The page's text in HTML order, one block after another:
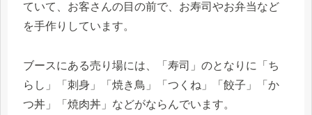
ていて、お客さんの目の前で、お寿司やお弁当など
を手作りしています。
ブースにある売り場には、「寿司」のとなりに「ち
らし」「刺身」「焼き鳥」「つくね」「餃子」「か
つ丼」「焼肉丼」などがならんでいます。